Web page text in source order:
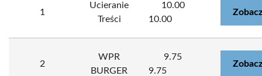
1
Ucieranie
Treści
10.00
10.00
2
WPR
BURGER
9.75
9.75